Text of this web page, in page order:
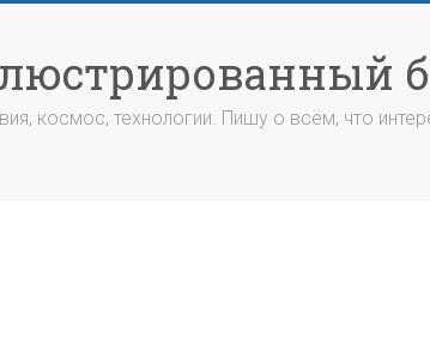
космос, технологии. Пишу о всём, что